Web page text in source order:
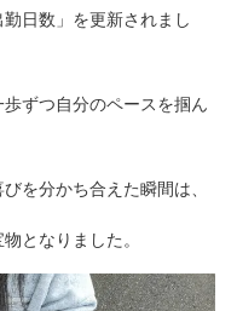
日数」を更新されまし
ずつ自分のペースを掴ん
を分かち合えた瞬間は、
となりました。